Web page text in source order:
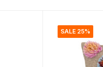
SALE 25%